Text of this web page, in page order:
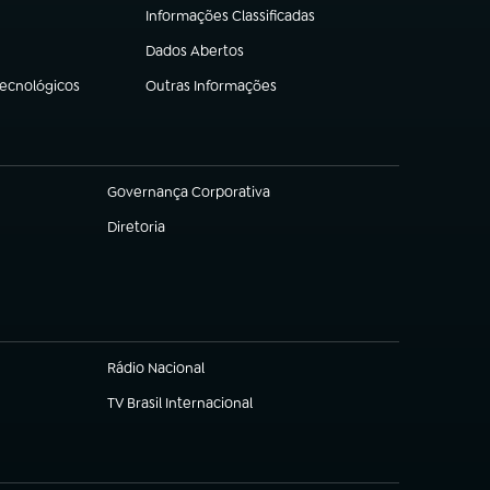
Informações Classificadas
(abre em nova aba)
Dados Abertos
(abre em nova aba)
Outras Informações
(abre em nova aba)
Governança Corporativa
(abre em nova aba)
Diretoria
(abre em nova aba)
Rádio Nacional
TV Brasil Internacional
(abre em nova aba)